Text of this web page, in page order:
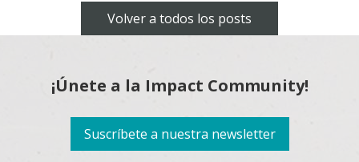
Volver a todos los posts
¡Únete a la Impact Community!
Suscríbete a nuestra newsletter